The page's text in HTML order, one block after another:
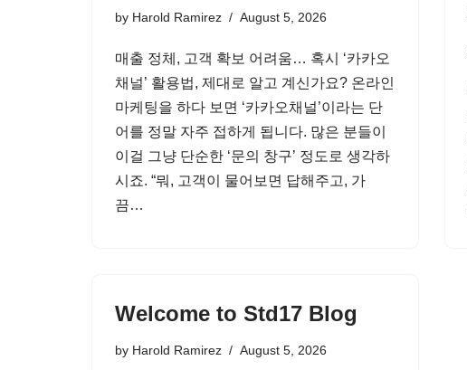
by Harold Ramirez August 5, 2026
매출 정체, 고객 확보 어려움… 혹시 ‘카카오
채널’ 활용법, 제대로 알고 계신가요? 온라인
마케팅을 하다 보면 ‘카카오채널’이라는 단
어를 정말 자주 접하게 됩니다. 많은 분들이
이걸 그냥 단순한 ‘문의 창구’ 정도로 생각하
시죠. “뭐, 고객이 물어보면 답해주고, 가
끔…
Welcome to Std17 Blog
by Harold Ramirez August 5, 2026